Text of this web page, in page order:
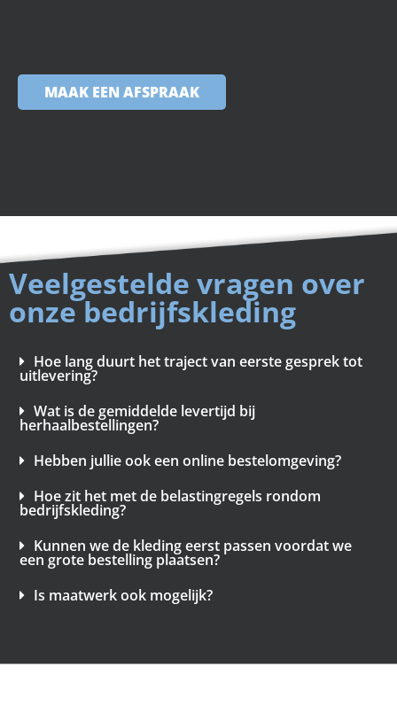
MAAK EEN AFSPRAAK
Veelgestelde vragen over
onze bedrijfskleding
Hoe lang duurt het traject van eerste gesprek tot
uitlevering?
Wat is de gemiddelde levertijd bij
herhaalbestellingen?
Hebben jullie ook een online bestelomgeving?
Hoe zit het met de belastingregels rondom
bedrijfskleding?
Kunnen we de kleding eerst passen voordat we
een grote bestelling plaatsen?
Is maatwerk ook mogelijk?